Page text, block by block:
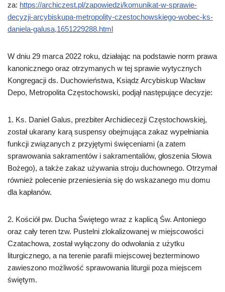
za: https://archiczest.pl/zapowiedzi/komunikat-w-sprawie-
decyzji-arcybiskupa-metropolity-czestochowskiego-wobec-ks-
daniela-galusa,1651229288.html
W dniu 29 marca 2022 roku, działając na podstawie norm prawa
kanonicznego oraz otrzymanych w tej sprawie wytycznych
Kongregacji ds. Duchowieństwa, Ksiądz Arcybiskup Wacław
Depo, Metropolita Częstochowski, podjął następujące decyzje:
1. Ks. Daniel Galus, prezbiter Archidiecezji Częstochowskiej,
został ukarany karą suspensy obejmująca zakaz wypełniania
funkcji związanych z przyjętymi święceniami (a zatem
sprawowania sakramentów i sakramentaliów, głoszenia Słowa
Bożego), a także zakaz używania stroju duchownego. Otrzymał
również polecenie przeniesienia się do wskazanego mu domu
dla kapłanów.
2. Kościół pw. Ducha Świętego wraz z kaplicą Św. Antoniego
oraz cały teren tzw. Pustelni zlokalizowanej w miejscowości
Czatachowa, został wyłączony do odwołania z użytku
liturgicznego, a na terenie parafii miejscowej bezterminowo
zawieszono możliwość sprawowania liturgii poza miejscem
świętym.